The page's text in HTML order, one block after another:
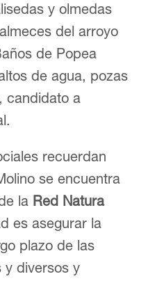
y olmedas
del arroyo
de Popea
de agua, pozas
candidato a
recuerdan
se encuentra
la Red Natura
es asegurar la
plazo de las
y diversos y